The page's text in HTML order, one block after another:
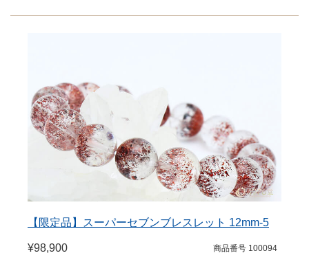
【限定品】スーパーセブンブレスレット 12mm-5
¥98,900 商品番号 100094